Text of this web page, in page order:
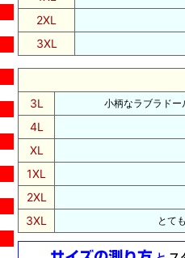
2XL
3XL
3L
小柄なラブラド
4L
XL
1XL
2XL
3XL とて